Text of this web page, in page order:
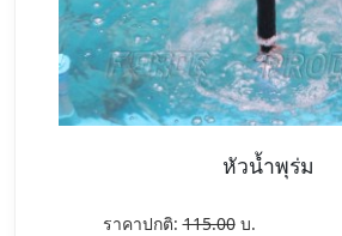
หัวน้ำพุร่ม
ราคาปกติ:115.00บ.